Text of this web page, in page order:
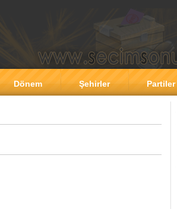
Dönem Şehirler Partiler